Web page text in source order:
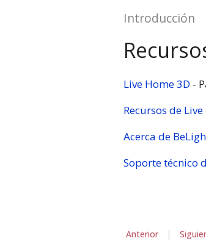
Introducción
Live Home 3D -
Recursos de
Acerca de
Soporte técnico
Anterior |